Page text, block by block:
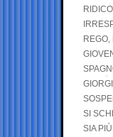
SI
SIA